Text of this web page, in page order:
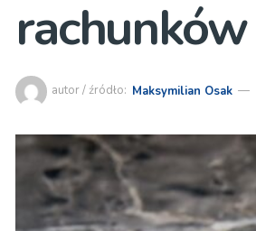
autor / źródło: Maksymilian Osak